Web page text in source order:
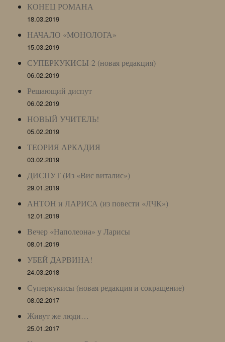
КОНЕЦ РОМАНА
18.03.2019
НАЧАЛО «МОНОЛОГА»
15.03.2019
СУПЕРКУКИСЫ-2 (новая редакция)
06.02.2019
Решающий диспут
06.02.2019
НОВЫЙ УЧИТЕЛЬ!
05.02.2019
ТЕОРИЯ АРКАДИЯ
03.02.2019
ДИСПУТ (Из «Вис виталис»)
29.01.2019
АНТОН и ЛАРИСА (из повести «ЛЧК»)
12.01.2019
Вечер «Наполеона» у Ларисы
08.01.2019
УБЕЙ ДАРВИНА!
24.03.2018
Суперкукисы (новая редакция и сокращение)
08.02.2017
Живут же люди…
25.01.2017